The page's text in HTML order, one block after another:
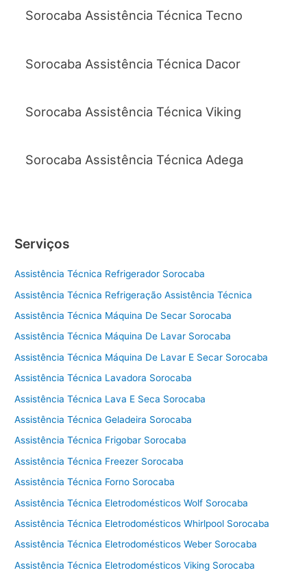
Sorocaba Assistência Técnica Tecno
Sorocaba Assistência Técnica Dacor
Sorocaba Assistência Técnica Viking
Sorocaba Assistência Técnica Adega
Serviços
Assistência Técnica Refrigerador Sorocaba
Assistência Técnica Refrigeração Assistência Técnica
Assistência Técnica Máquina De Secar Sorocaba
Assistência Técnica Máquina De Lavar Sorocaba
Assistência Técnica Máquina De Lavar E Secar Sorocaba
Assistência Técnica Lavadora Sorocaba
Assistência Técnica Lava E Seca Sorocaba
Assistência Técnica Geladeira Sorocaba
Assistência Técnica Frigobar Sorocaba
Assistência Técnica Freezer Sorocaba
Assistência Técnica Forno Sorocaba
Assistência Técnica Eletrodomésticos Wolf Sorocaba
Assistência Técnica Eletrodomésticos Whirlpool Sorocaba
Assistência Técnica Eletrodomésticos Weber Sorocaba
Assistência Técnica Eletrodomésticos Viking Sorocaba